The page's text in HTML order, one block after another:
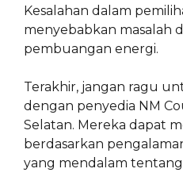
Kesalahan dalam
menyebabkan masalah
pembuangan energi.
Terakhir, jangan ragu
dengan penyedia NM
Selatan. Mereka dapat
berdasarkan
yang mendalam